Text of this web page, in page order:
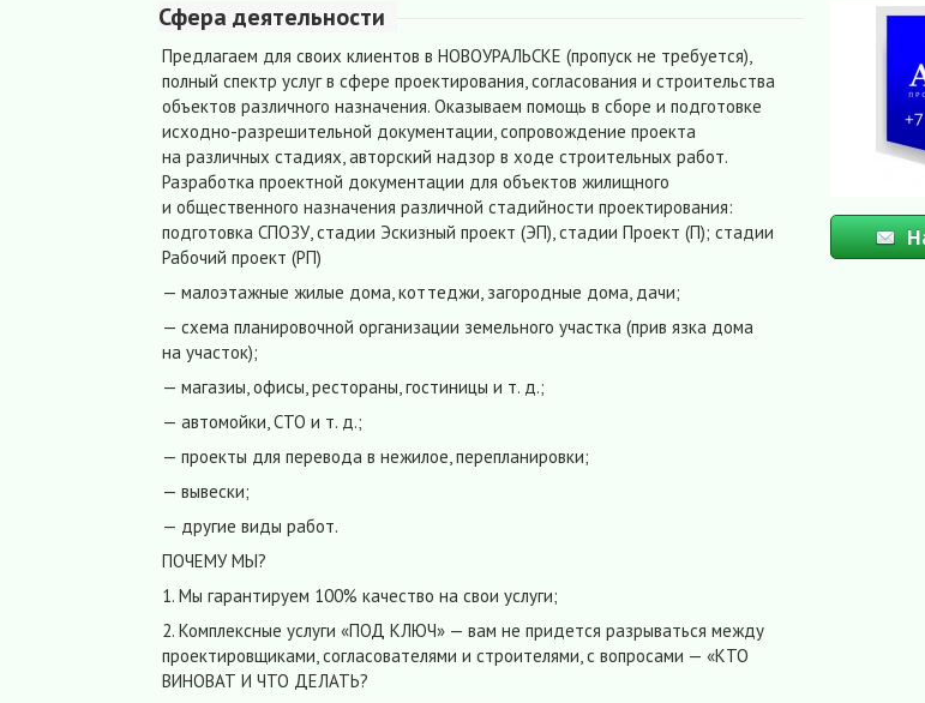
Сфера деятельности
Предлагаем для своих клиентов в НОВОУРАЛЬСКЕ (пропуск не требуется),
полный спектр услуг в сфере проектирования, согласования и строительства
объектов различного назначения. Оказываем помощь в сборе и подготовке
исходно-разрешительной документации, сопровождение проекта
на различных стадиях, авторский надзор в ходе строительных работ.
Разработка проектной документации для объектов жилищного
и общественного назначения различной стадийности проектирования:
подготовка СПОЗУ, стадии Эскизный проект (ЭП), стадии Проект (П); стадии
Рабочий проект (РП)
— малоэтажные жилые дома, коттеджи, загородные дома, дачи;
— схема планировочной организации земельного участка (прив язка дома
на участок);
— магазиы, офисы, рестораны, гостиницы и т. д.;
— автомойки, СТО и т. д.;
— проекты для перевода в нежилое, перепланировки;
— вывески;
— другие виды работ.
ПОЧЕМУ МЫ?
1. Мы гарантируем 100% качество на свои услуги;
2. Комплексные услуги «ПОД КЛЮЧ» — вам не придется разрываться между
проектировщиками, согласователями и строителями, с вопросами — «КТО
ВИНОВАТ И ЧТО ДЕЛАТЬ?